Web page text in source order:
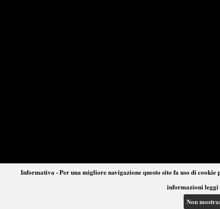
Informativa - Per una migliore navigazione questo sito fa uso di
informazioni leggi
Non